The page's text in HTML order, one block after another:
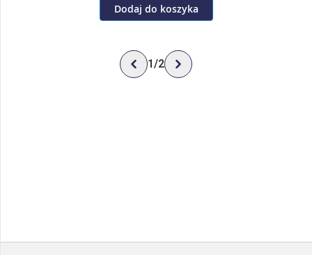
Dodaj do koszyka
1/2